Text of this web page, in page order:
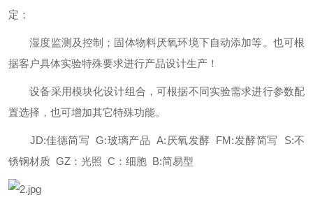
定；
湿度监测及控制；固体物料厌氧环境下自动添加等。也可根
据客户具体实验特殊要求进行产品设计生产！
设备采用模块化设计组合，可根据不同实验需求进行参数配
置选择，也可增加其它特殊功能。
JD:佳德简写 G:玻璃产品 A:厌氧发酵 FM:发酵简写 S:不
锈钢材质 GZ：光照 C：细胞 B:简易型